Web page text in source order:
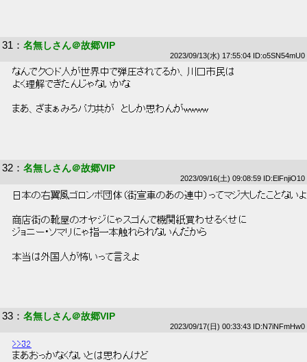
31 ： 名無しさん＠故郷VIP
2023/09/13(水) 17:55:04 ID:o5SN54mU0
なんでク〇ド人が世界中で弾圧されてるか、川口市民は
よく理解できたんじゃないかな
まあ、ざまぁみろバカ共が　としか思わんがwwww
32 ： 名無しさん＠故郷VIP
2023/09/16(土) 09:08:59 ID:ElFnjiO10
日本の右翼風ゴロンボ団体（街宣車のあの連中）ってマジ大したことない
商店街の靴屋のオヤジにゃスゴんで機関紙買わせるくせに
ジョニー・ソマリにゃ指一本触れられないんだから
本当は外国人が怖いって言えよ
33 ： 名無しさん＠故郷VIP
2023/09/17(日) 00:33:43 ID:N7iNFmHw0
>>32
まあおっかなくないとは思わんけど